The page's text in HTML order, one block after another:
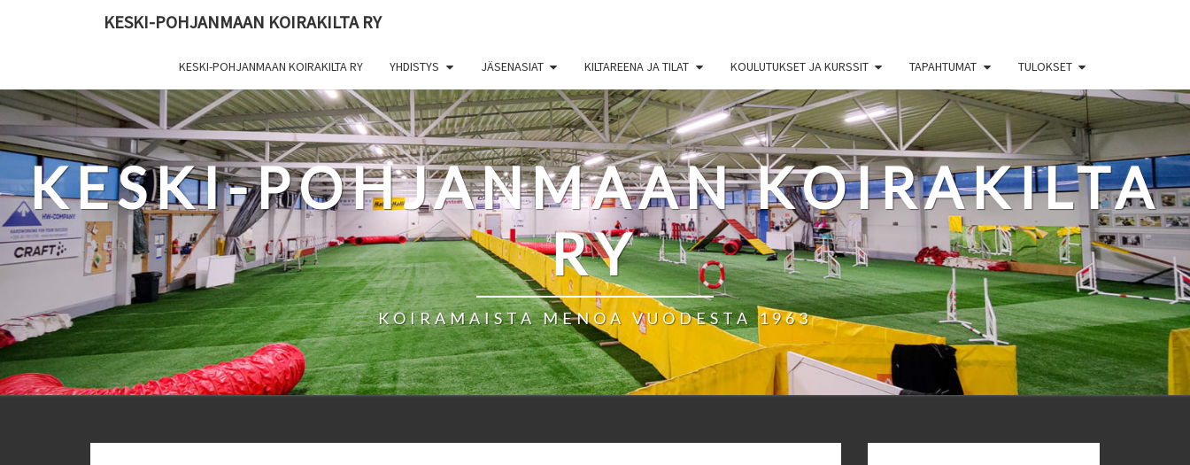
KESKI-POHJANMAAN KOIRAKILTA RY
KESKI-POHJANMAAN KOIRAKILTA RY YHDISTYS JÄSENASIAT KILTAREENA JA TILAT KOULUTUKSET JA KURSSIT TAPAHTUMAT TULOKSET
KESKI-POHJANMAAN KOIRAKILTA
RY
KOIRAMAISTA MENOA VUODESTA 1963